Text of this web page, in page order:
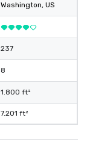
Washington, US
237
8
1.800 ft²
7.201 ft²